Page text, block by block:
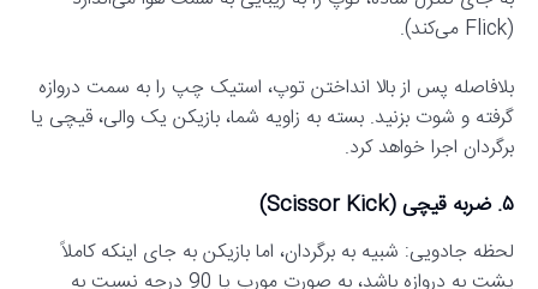
(Flick می‌کند).
بلافاصله پس از بالا انداختن توپ، استیک چپ را به سمت دروازه
گرفته و شوت بزنید. بسته به زاویه شما، بازیکن یک والی، قیچی یا
برگردان اجرا خواهد کرد.
۵. ضربه قیچی (Scissor Kick)
لحظه جادویی: شبیه به برگردان، اما بازیکن به جای اینکه کاملاً
پشت به دروازه باشد، به صورت مورب یا 90 درجه نسبت به